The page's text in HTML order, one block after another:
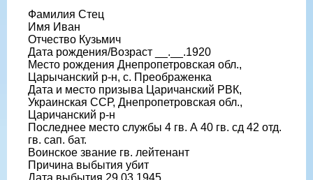
Фамилия Стец
Имя Иван
Отчество Кузьмич
Дата рождения/Возраст __.__.1920
Место рождения Днепропетровская обл.,
Царычанский р-н, с. Преображенка
Дата и место призыва Царичанский РВК,
Украинская ССР, Днепропетровская обл.,
Царичанский р-н
Последнее место службы 4 гв. А 40 гв. сд 42 отд.
гв. сап. бат.
Воинское звание гв. лейтенант
Причина выбытия убит
Дата выбытия 29.03.1945